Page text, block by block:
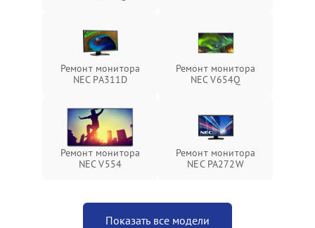
Ремонт монитора
NEC PA311D
Ремонт монитора
NEC V654Q
Ремонт монитора
NEC V554
Ремонт монитора
NEC PA272W
Показать все модели